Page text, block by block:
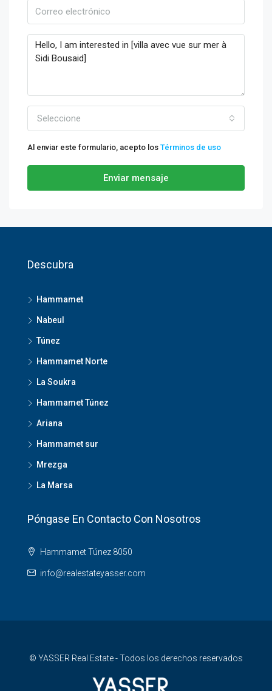
Seleccione
Al enviar este formulario, acepto los Términos de uso
Enviar mensaje
Descubra
Hammamet
Nabeul
Túnez
Hammamet Norte
La Soukra
Hammamet Túnez
Ariana
Hammamet sur
Mrezga
La Marsa
Póngase En Contacto Con Nosotros
Hammamet Túnez 8050
info@realestateyasser.com
© YASSER Real Estate - Todos los derechos reservados